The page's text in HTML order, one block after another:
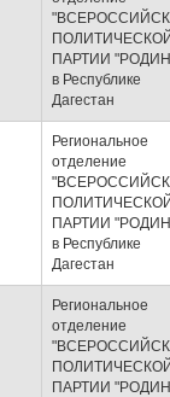
ПАРТИИ
в Республике
Дагестан
Региональное
отделение
ПАРТИИ
в Республике
Дагестан
Региональное
отделение
ПАРТИИ